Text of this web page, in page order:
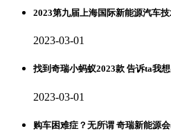
2023第九届上海国际新能源汽车
2023-03-01
找到奇瑞小蚂蚁2023款 告诉ta我
2023-03-01
购车困难症？无所谓 奇瑞新能源